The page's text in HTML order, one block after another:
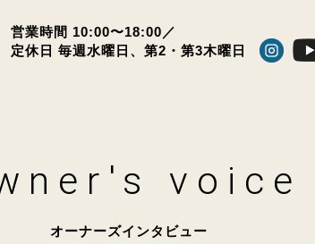
営業時間 10:00〜18:00／
定休日 毎週水曜日、 第2・第3木曜日
voice
オーナーズインタビュー